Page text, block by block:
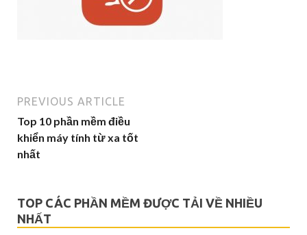
PREVIOUS ARTICLE
Top 10 phần mềm điều
khiển máy tính từ xa tốt
nhất
TOP CÁC PHẦN MỀM ĐƯỢC TẢI VỀ NHIỀU
NHẤT